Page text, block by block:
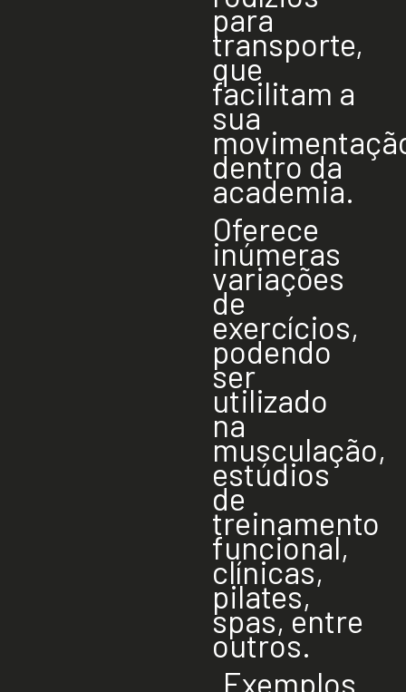
para
transporte,
que
facilitam a
sua
dentro da
academia.
Oferece
inúmeras
variações
de
exercícios,
podendo
ser
utilizado
na
musculação,
estúdios
de
treinamento
funcional,
clínicas,
pilates,
spas, entre
outros.
Exemplos